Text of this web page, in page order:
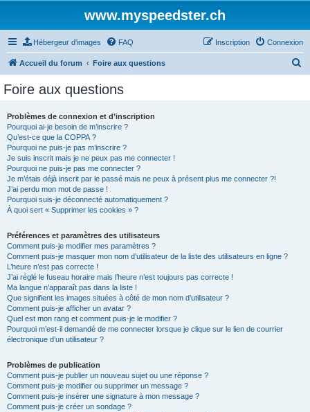
www.myspeedster.ch
Hébergeur d'images FAQ Connexion
Inscription
Accueil du forum Foire aux questions
Foire aux questions
Problèmes de connexion et d’inscription
Pourquoi ai-je besoin de m’inscrire ?
Qu’est-ce que la COPPA ?
Pourquoi ne puis-je pas m’inscrire ?
Je suis inscrit mais je ne peux pas me connecter !
Pourquoi ne puis-je pas me connecter ?
Je m’étais déjà inscrit par le passé mais ne peux à présent plus me connecter ?!
J’ai perdu mon mot de passe !
Pourquoi suis-je déconnecté automatiquement ?
À quoi sert « Supprimer les cookies » ?
Préférences et paramètres des utilisateurs
Comment puis-je modifier mes paramètres ?
Comment puis-je masquer mon nom d’utilisateur de la liste des utilisateurs en ligne ?
L’heure n’est pas correcte !
J’ai réglé le fuseau horaire mais l’heure n’est toujours pas correcte !
Ma langue n’apparaît pas dans la liste !
Que signifient les images situées à côté de mon nom d’utilisateur ?
Comment puis-je afficher un avatar ?
Quel est mon rang et comment puis-je le modifier ?
Pourquoi m’est-il demandé de me connecter lorsque je clique sur le lien de courrier
électronique d’un utilisateur ?
Problèmes de publication
Comment puis-je publier un nouveau sujet ou une réponse ?
Comment puis-je modifier ou supprimer un message ?
Comment puis-je insérer une signature à mon message ?
Comment puis-je créer un sondage ?